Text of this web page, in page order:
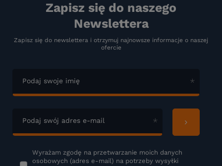
Zapisz się do naszego
Newslettera
Zapisz się do newslettera i otrzymuj najnowsze informacje o naszej
ofercie
Podaj swoje imię
Podaj swój adres e-mail
Wyrażam zgodę na przetwarzanie moich danych
osobowych (adres e-mail) na potrzeby wysyłki